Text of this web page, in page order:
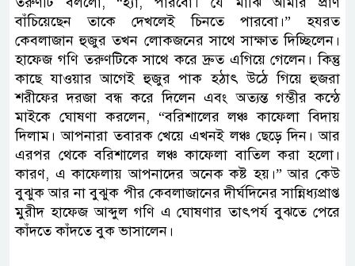
বাঁচিয়েছেন তাকে দেখলেই চিনতে পারবো।” হযরত
কেবলাজান হুজুর তখন লোকজনের সাথে সাক্ষাত দিচ্ছিলেন।
হাফেজ গণি তরুণটিকে সাথে করে দ্রুত এগিয়ে গেলেন। কিন্তু
কাছে যাওয়ার আগেই হুজুর পাক হঠাৎ উঠে গিয়ে হুজরা
শরীফের দরজা বন্ধ করে দিলেন এবং অত্যন্ত গম্ভীর কন্ঠে
মাইকে ঘোষণা করলেন, “বরিশালের লঞ্চ কাফেলা বিদায়
দিলাম। আপনারা তবারক খেয়ে এখনই লঞ্চ ছেড়ে দিন। আর
এরপর থেকে বরিশালের লঞ্চ কাফেলা বাতিল করা হলো।
কারণ, এ কাফেলায় আপনাদের অনেক কষ্ট হয়।” আর কেউ
বুঝুক আর না বুঝুক পীর কেবলাজানের দীর্ঘদিনের সান্নিধ্যপ্রাপ্ত
মুরীদ হাফেজ আব্দুল গণি এ ঘোষণার তাৎপর্য বুঝতে পেরে
কাঁদতে কাঁদতে বুক ভাসালেন।